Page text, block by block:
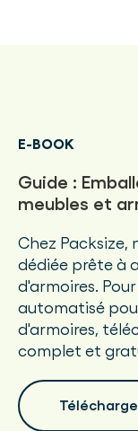
E-BOOK
Guide :
meubles et
Chez Packsize,
dédiée prête à
d'armoires.
automatisé
d'armoires,
complet et